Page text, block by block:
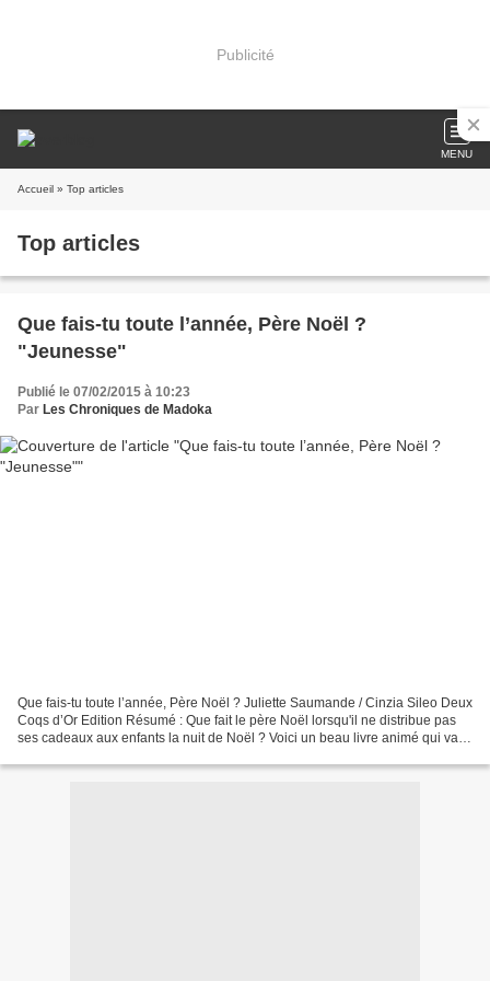
Publicité
MENU
Accueil » Top articles
Top articles
Que fais-tu toute l’année, Père Noël ?
"Jeunesse"
Publié le 07/02/2015 à 10:23
Par Les Chroniques de Madoka
Que fais-tu toute l’année, Père Noël ? Juliette Saumande / Cinzia Sileo Deux
Coqs d’Or Edition Résumé : Que fait le père Noël lorsqu'il ne distribue pas
ses cadeaux aux enfants la nuit de Noël ? Voici un beau livre animé qui va te